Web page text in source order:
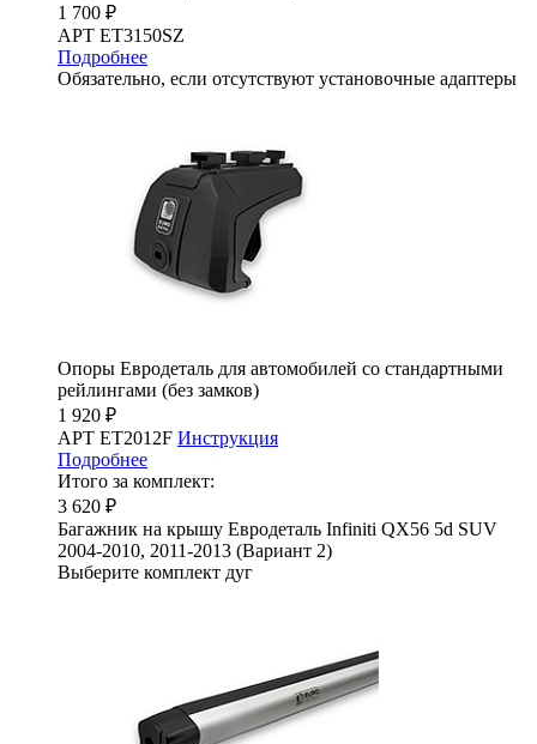
1 700 ₽
АРТ ET3150SZ
Подробнее
Обязательно, если отсутствуют установочные адаптеры
Опоры Евродеталь для автомобилей со стандартными
рейлингами (без замков)
1 920 ₽
АРТ ET2012F Инструкция
Подробнее
Итого за комплект:
3 620 ₽
Багажник на крышу Евродеталь Infiniti QX56 5d SUV
2004-2010, 2011-2013 (Вариант 2)
Выберите комплект дуг